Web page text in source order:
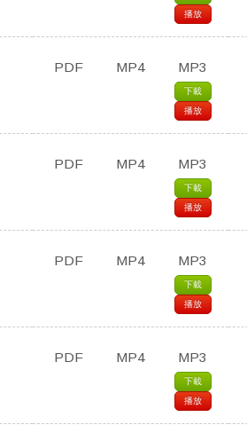
播放
PDF MP4 MP3
下載
播放
PDF MP4 MP3
下載
播放
PDF MP4 MP3
下載
播放
PDF MP4 MP3
下載
播放